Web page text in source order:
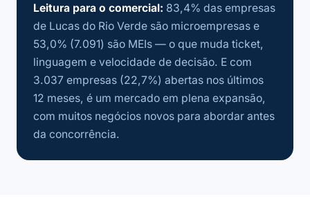
Leitura para o comercial: 83,4% das empresas
de Lucas do Rio Verde são microempresas e
53,0% (7.091) são MEIs — o que muda ticket,
linguagem e velocidade de decisão. E com
3.037 empresas (22,7%) abertas nos últimos
12 meses, é um mercado em plena expansão,
com muitos negócios novos para abordar antes
da concorrência.